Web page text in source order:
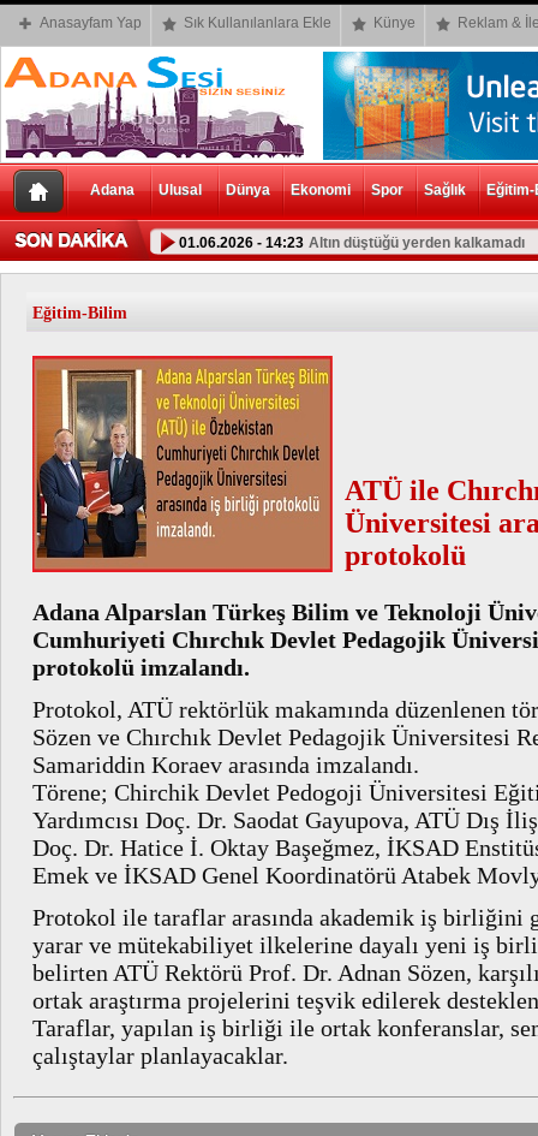
Anasayfam Yap Sık Kullanılanlara Ekle Künye Reklam &
Adana Ulusal Dünya Ekonomi Spor Sağlık
01.06.2026 - 14:23 Altın düştüğü yerden kalkamadı
01.06.2026 - 14:07 Bursluluk Sınavı Sonuç Sorgulama
Eğitim-Bilim
ATÜ ile
Üniversitesi
protokolü
Adana Alparslan Türkeş Bilim ve Teknoloji
Cumhuriyeti Chırchık Devlet Pedagojik
protokolü imzalandı.
Protokol, ATÜ rektörlük makamında düzenlenen
Sözen ve Chırchık Devlet Pedagojik Üniversitesi
Samariddin Koraev arasında imzalandı.
Törene; Chirchik Devlet Pedogoji Üniversitesi
Yardımcısı Doç. Dr. Saodat Gayupova, ATÜ Dış
Doç. Dr. Hatice İ. Oktay Başeğmez, İKSAD
Emek ve İKSAD Genel Koordinatörü Atabek
Protokol ile taraflar arasında akademik iş birliğini
yarar ve mütekabiliyet ilkelerine dayalı yeni iş
belirten ATÜ Rektörü Prof. Dr. Adnan Sözen,
ortak araştırma projelerini teşvik edilerek
Taraflar, yapılan iş birliği ile ortak konferanslar,
çalıştaylar planlayacaklar.